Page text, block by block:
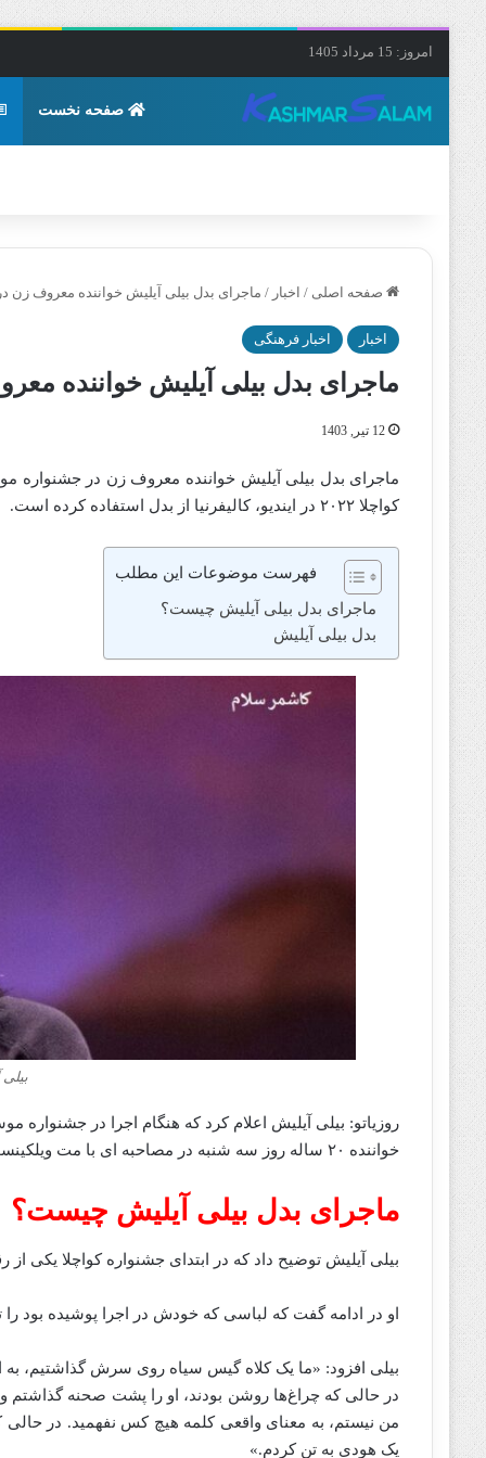
امروز: 15 مرداد 1405
صفحه نخست
صفحه اصلی / اخبار / ماجرای بدل بیلی آیلیش خواننده معروف
اخبار اخبار فرهنگی
ماجرای بدل بیلی آیلیش خواننده
12 تیر, 1403
ماجرای بدل بیلی آیلیش خواننده معروف زن در جشنواره
کواچلا ۲۰۲۲ در ایندیو، کالیفرنیا از بدل استفاده کرده است.
فهرست موضوعات این مطلب
ماجرای بدل بیلی آیلیش چیست؟
بدل بیلی آیلیش
خواننده ۲۰ ساله روز سه شنبه در مصاحبه ای با مت ویلکینسون در اپل موزیک ماجرا را تعریف کرد.
ماجرای بدل بیلی آیلیش چیست؟
بیلی آیلیش توضیح داد که در ابتدای جشنواره کواچلا یکی
او در ادامه گفت که لباسی که خودش در اجرا پوشیده بود
بیلی افزود: «ما یک کلاه گیس سیاه روی سرش گذاشتیم،
در حالی که چراغ‌ها روشن بودند، او را پشت صحنه گذاشتم
من نیستم، به معنای واقعی کلمه هیچ کس نفهمید. در
یک هودی به تن کردم.»